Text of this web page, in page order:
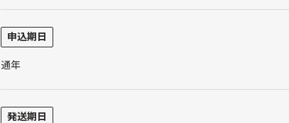
申込期日
通年
発送期日